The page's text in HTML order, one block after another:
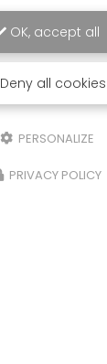
OK, accept all
Deny all cookies
PERSONALIZE
PRIVACY POLICY